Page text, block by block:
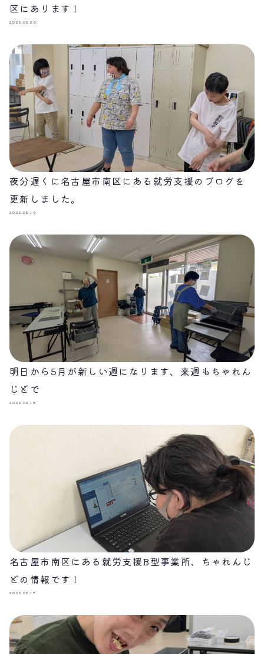
区にあります！
2025.05.20
夜分遅くに名古屋市南区にある就労支援のブログを
更新しました。
2025.05.19
明日から5月が新しい週になります、来週もちゃれん
じどで
2025.05.18
名古屋市南区にある就労支援B型事業所、ちゃれんじ
どの情報です！
2025.05.17